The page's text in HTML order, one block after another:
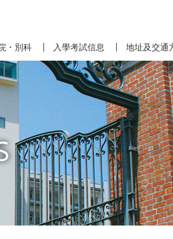
・別科 入學考試信息 地址及交通